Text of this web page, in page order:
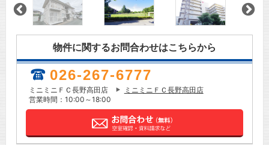
物件に関するお問合わせはこちらから
026-267-6777
ミニミニＦＣ長野高田店
ミニミニＦＣ長野高田店
営業時間：10:00～18:00